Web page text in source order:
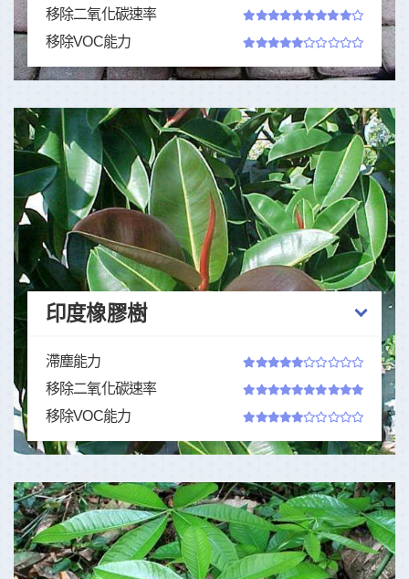
移除二氧化碳速率
移除VOC能力
印度橡膠樹
滯塵能力
移除二氧化碳速率
移除VOC能力